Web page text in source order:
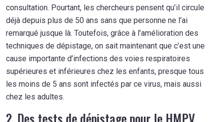
consultation. Pourtant, les chercheurs pensent qu’il circule
déjà depuis plus de 50 ans sans que personne ne l’ai
remarqué jusque là. Toutefois, grâce à l’amélioration des
techniques de dépistage, on sait maintenant que c’est une
cause importante d’infections des voies respiratoires
supérieures et inférieures chez les enfants, presque tous
les moins de 5 ans sont infectés par ce virus, mais aussi
chez les adultes.
2. Des tests de dépistage pour le HMPV